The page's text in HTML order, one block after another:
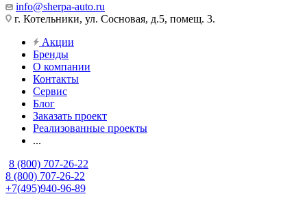
info@sherpa-auto.ru
г. Котельники, ул. Сосновая, д.5, помещ. 3.
Акции
Бренды
О компании
Контакты
Сервис
Блог
Заказать проект
Реализованные проекты
...
8 (800) 707-26-22
8 (800) 707-26-22
+7(495)940-96-89